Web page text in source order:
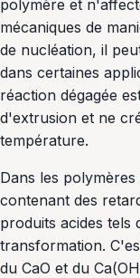
polymère et
mécaniques de
de nucléation, il
dans certaines
réaction dégagée
d'extrusion et ne
température.
Dans les polymères
contenant des
produits acides tels
transformation.
du CaO et du